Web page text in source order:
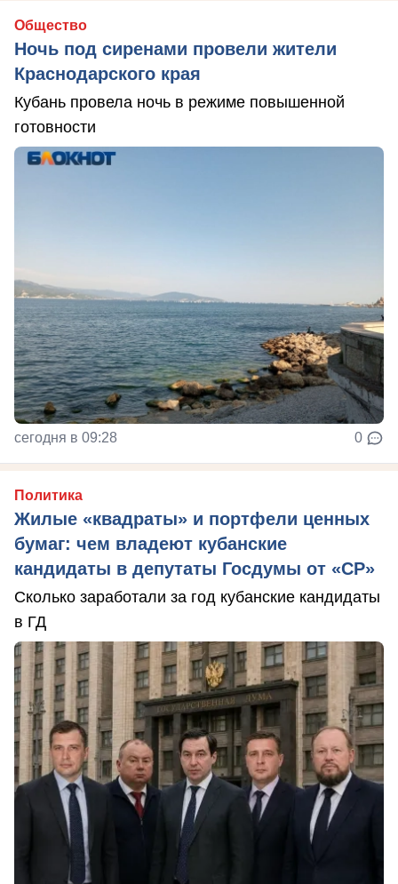
Общество
Ночь под сиренами провели жители
Краснодарского края
Кубань провела ночь в режиме повышенной
готовности
сегодня в 09:28 0
Политика
Жилые «квадраты» и портфели ценных
бумаг: чем владеют кубанские
кандидаты в депутаты Госдумы от «СР»
Сколько заработали за год кубанские кандидаты
в ГД